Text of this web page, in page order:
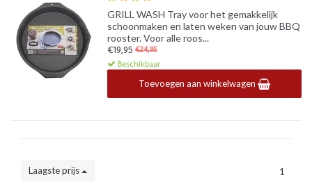
GRILL WASH Tray voor het gemakkelijk
schoonmaken en laten weken van jouw BBQ
rooster. Voor alle roos...
€19,95 €24,95
Beschikbaar
Toevoegen aan winkelwagen
Laagste prijs 1